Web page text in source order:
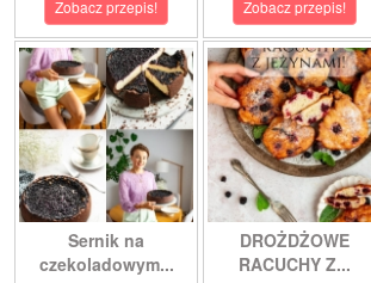
Zobacz przepis! Zobacz przepis!
Sernik na
czekoladowym...
DROŻDŻOWE
RACUCHY Z...